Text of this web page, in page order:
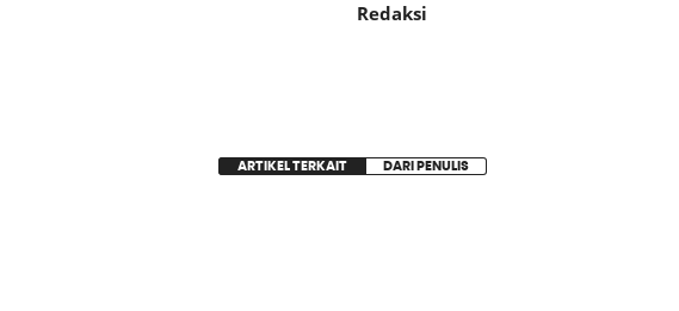
Redaksi
ARTIKEL TERKAIT DARI PENULIS